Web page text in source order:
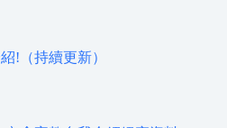
!（持續更新）